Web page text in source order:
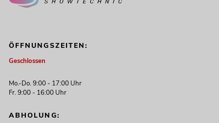
ÖFFNUNGSZEITEN:
Geschlossen
Mo.-Do. 9:00 - 17:00 Uhr
Fr. 9:00 - 16:00 Uhr
ABHOLUNG: